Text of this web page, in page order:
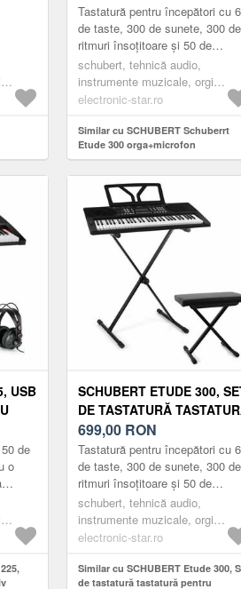
Tastatură pentru începători cu
de taste, 300 de sunete, 300 de
ritmuri însoțitoare și 50 de
melodii demo. Funcția chord,
funcția de înregistrare...
schubert, tehnică audio,
instrumente muzicale, orgi
electronice
electronic-star.ro
Similar cu SCHUBERT Schuberrt
Etude 300 orga+microfon
USB
de
o
SCHUBERT ETUDE 300,
DE TASTATURĂ
PENTRU ÎNCEPĂTORI
699,00 RON
Tastatură pentru începători cu
de taste, 300 de sunete, 300 de
ritmuri însoțitoare și 50 de
melodii demo. Funcția chord,
funcția de înregistrare...
schubert, tehnică audio,
instrumente muzicale, orgi
electronice
electronic-star.ro
Similar cu SCHUBERT Etude 300,
de tastatură tastatură pentru